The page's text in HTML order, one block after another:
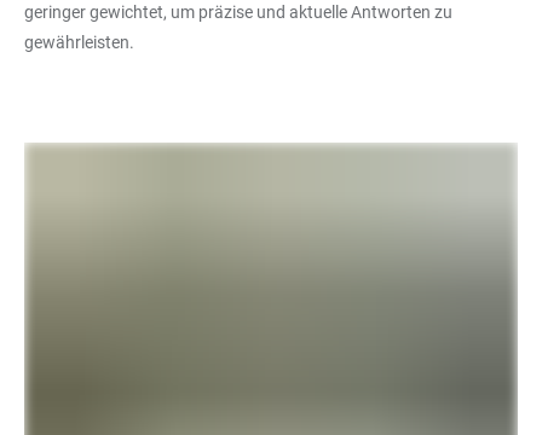
geringer gewichtet, um präzise und aktuelle Antworten zu
gewährleisten.